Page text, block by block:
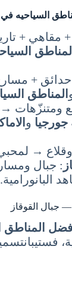
السياحيه
+ مقاهي +
المناطق
حدائق +
المناطق
و
→ لمحبي
: جبال
البانورامية.
جبال القوقاز
افضل المناطق